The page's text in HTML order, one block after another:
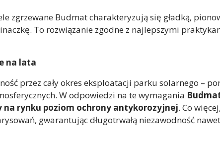
zgrzewane Budmat charakteryzują się gładką,
To rozwiązanie zgodne z najlepszymi
na lata
przez cały okres eksploatacji parku solarnego –
W odpowiedzi na te wymagania
na rynku poziom ochrony antykorozyjnej. Co
gwarantując długotrwałą niezawodność